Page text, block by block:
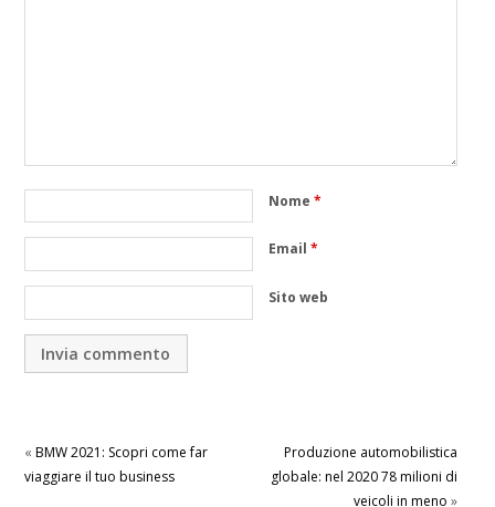
Nome *
Email *
Sito web
« BMW 2021: Scopri come far
viaggiare il tuo business
Produzione automobilistica
globale: nel 2020 78 milioni di
veicoli in meno »